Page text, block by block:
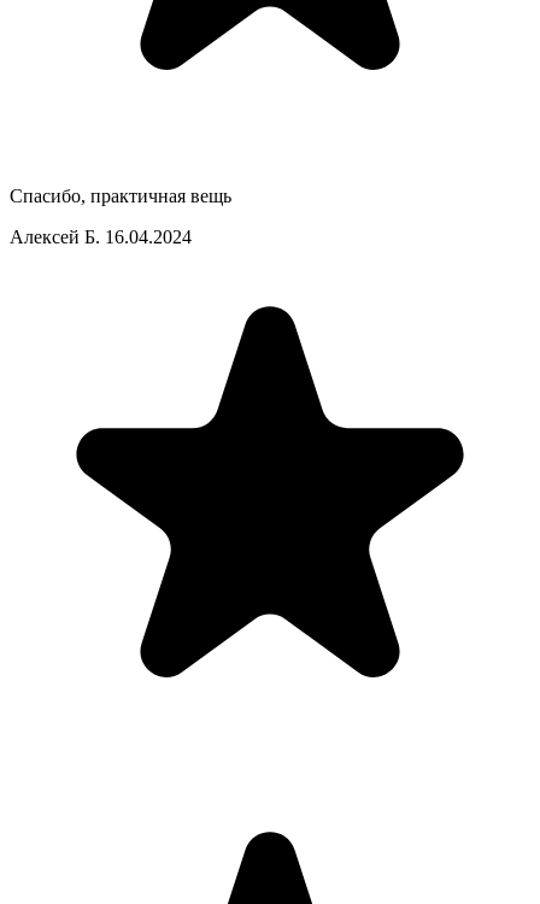
Спасибо, практичная вещь
Алексей Б. 16.04.2024